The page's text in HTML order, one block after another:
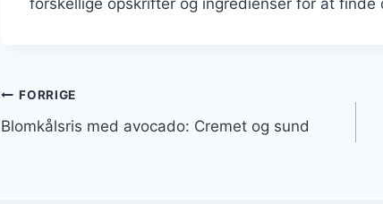
Indlægsnavigation
FORRIGE
Blomkålsris med avocado: Cremet og sund